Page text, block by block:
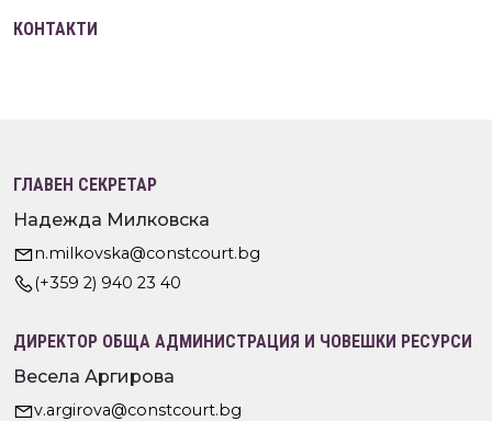
КОНТАКТИ
ГЛАВЕН СЕКРЕТАР
Надежда Милковска
n.milkovska@constcourt.bg
(+359 2) 940 23 40
ДИРЕКТОР ОБЩА АДМИНИСТРАЦИЯ И ЧОВЕШКИ РЕСУРСИ
Весела Аргирова
v.argirova@constcourt.bg